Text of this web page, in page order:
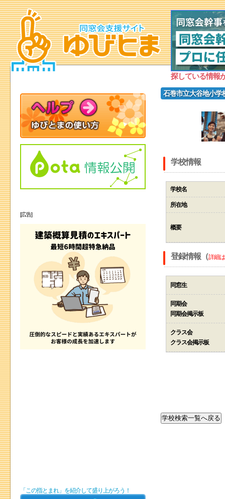
探している情報
石巻市立大谷地小学
学校情報
学校名
所在地
概要
登録情報（詳細
同窓生
同期会
同期会掲示板
クラス会
クラス会掲示板
[広告]
「この指とまれ」を紹介して盛り上がろう！